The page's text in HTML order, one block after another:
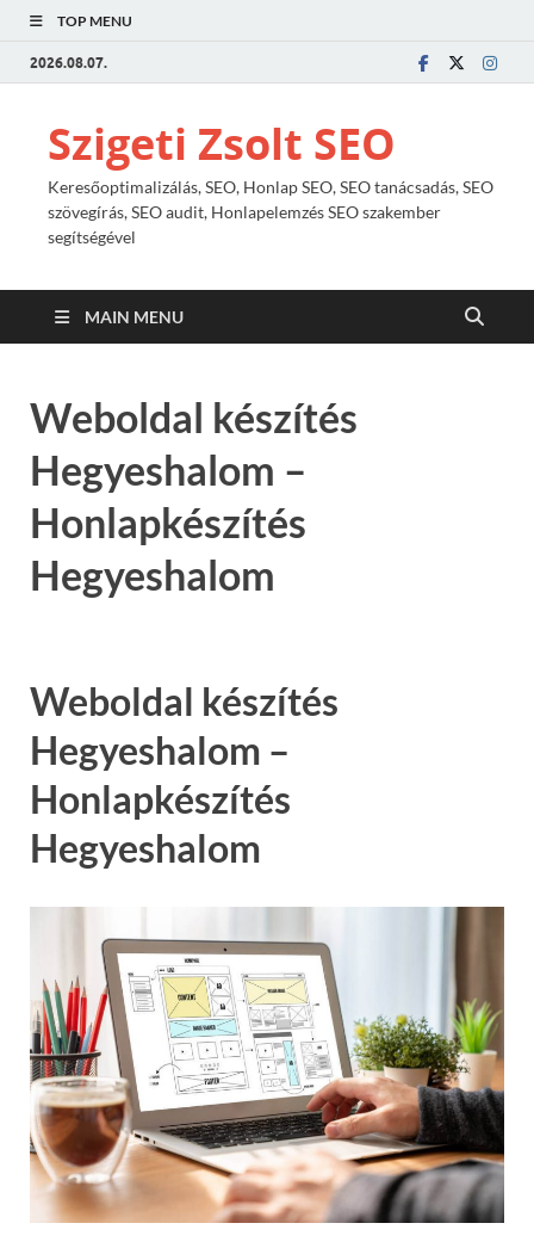
TOP MENU
2026.08.07.
Szigeti Zsolt SEO
Keresőoptimalizálás, SEO, Honlap SEO, SEO tanácsadás, SEO
szövegírás, SEO audit, Honlapelemzés SEO szakember
segítségével
MAIN MENU
Weboldal készítés
Hegyeshalom –
Honlapkészítés
Hegyeshalom
Weboldal készítés
Hegyeshalom –
Honlapkészítés
Hegyeshalom